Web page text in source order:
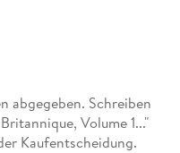
abgegeben. Schreiben
Volume 1..."
Kaufentscheidung.